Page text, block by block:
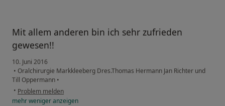
Mit allem anderen bin ich sehr zufrieden
gewesen!!
10. Juni 2016
• Oralchirurgie Markkleeberg Dres.Thomas Hermann Jan Richter und
Till Oppermann •
• Problem melden
mehrwenigeranzeigen